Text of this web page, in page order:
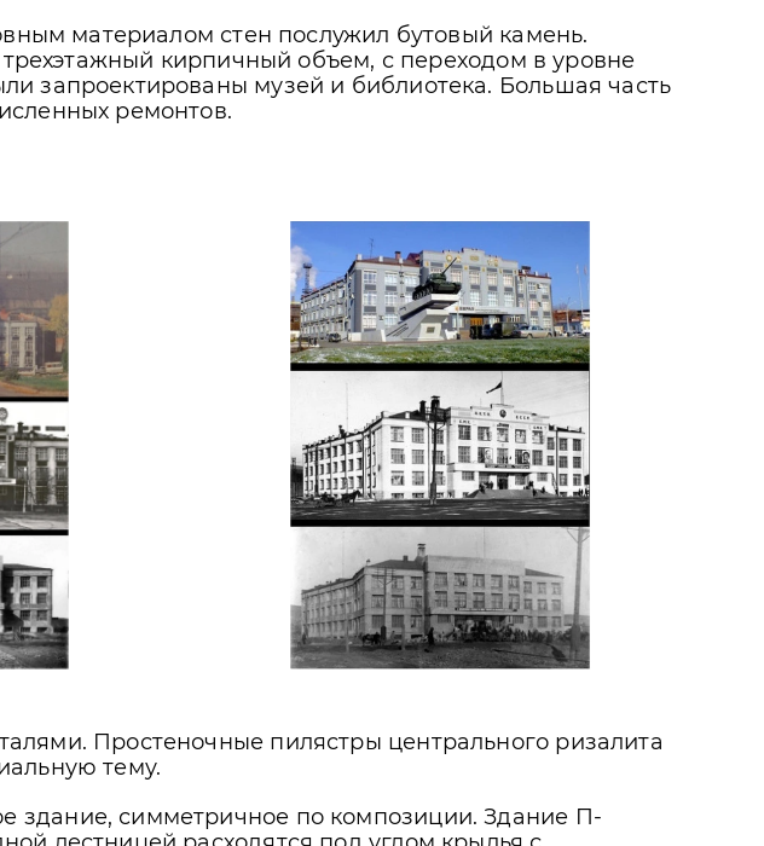
материалом стен послужил бутовый камень.
кирпичный объем, с переходом в уровне
запроектированы музей и библиотека. Большая часть
ремонтов.
Простеночные пилястры центрального ризалита
тему.
здание, симметричное по композиции. Здание П-